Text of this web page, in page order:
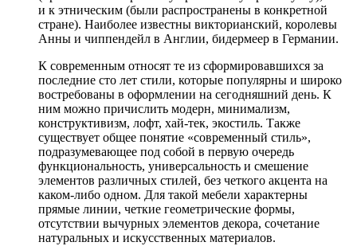
и к этническим (были распространены в конкретной
стране). Наиболее известны викторианский, королевы
Анны и чиппендейл в Англии, бидермеер в Германии.
К современным относят те из сформировавшихся за
последние сто лет стили, которые популярны и широко
востребованы в оформлении на сегодняшний день. К
ним можно причислить модерн, минимализм,
конструктивизм, лофт, хай-тек, экостиль. Также
существует общее понятие «современный стиль»,
подразумевающее под собой в первую очередь
функциональность, универсальность и смешение
элементов различных стилей, без четкого акцента на
каком-либо одном. Для такой мебели характерны
прямые линии, четкие геометрические формы,
отсутствии вычурных элементов декора, сочетание
натуральных и искусственных материалов.